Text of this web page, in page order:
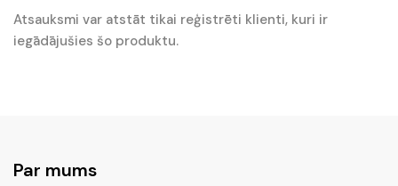
Atsauksmi var atstāt tikai reģistrēti klienti, kuri ir
iegādājušies šo produktu.
Par mums